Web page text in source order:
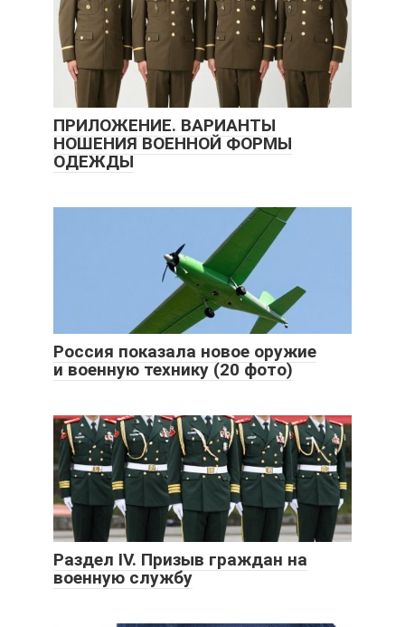
ПРИЛОЖЕНИЕ. ВАРИАНТЫ
НОШЕНИЯ ВОЕННОЙ ФОРМЫ
ОДЕЖДЫ
Россия показала новое оружие
и военную технику (20 фото)
Раздел IV. Призыв граждан на
военную службу